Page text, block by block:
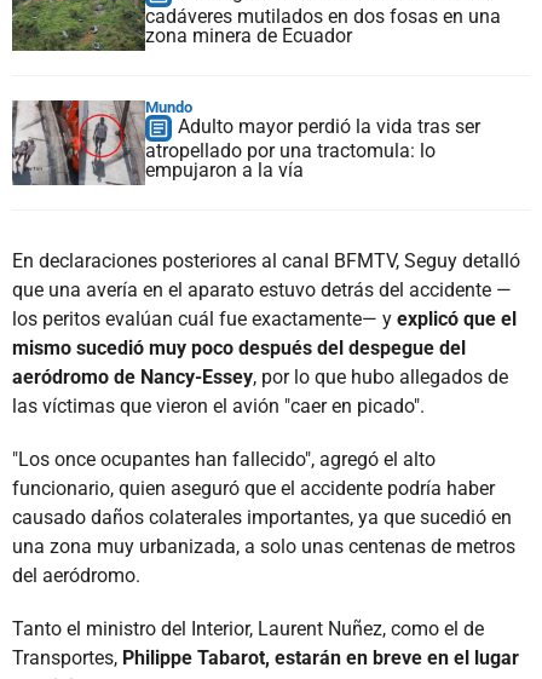
cadáveres mutilados en dos fosas en una
zona minera de Ecuador
Mundo
Adulto mayor perdió la vida tras ser
atropellado por una tractomula: lo
empujaron a la vía
En declaraciones posteriores al canal BFMTV, Seguy detalló
que una avería en el aparato estuvo detrás del accidente —
los peritos evalúan cuál fue exactamente— y explicó que el
mismo sucedió muy poco después del despegue del
aeródromo de Nancy-Essey, por lo que hubo allegados de
las víctimas que vieron el avión "caer en picado".
"Los once ocupantes han fallecido", agregó el alto
funcionario, quien aseguró que el accidente podría haber
causado daños colaterales importantes, ya que sucedió en
una zona muy urbanizada, a solo unas centenas de metros
del aeródromo.
Tanto el ministro del Interior, Laurent Nuñez, como el de
Transportes, Philippe Tabarot, estarán en breve en el lugar